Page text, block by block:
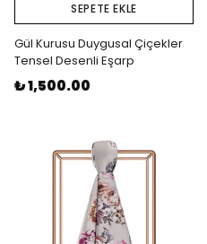
SEPETE EKLE
Gül Kurusu Duygusal Çiçekler
Tensel Desenli Eşarp
₺ 1,500.00